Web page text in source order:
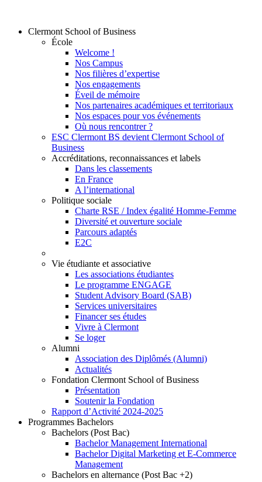
Clermont School of Business
École
Welcome !
Nos Campus
Nos filières d’expertise
Nos engagements
Éveil de mémoire
Nos partenaires académiques et territoriaux
Nos espaces pour vos événements
Où nous rencontrer ?
ESC Clermont BS devient Clermont School of
Business
Accréditations, reconnaissances et labels
Dans les classements
En France
A l’international
Politique sociale
Charte RSE / Index égalité Homme-Femme
Diversité et ouverture sociale
Parcours adaptés
E2C
Vie étudiante et associative
Les associations étudiantes
Le programme ENGAGE
Student Advisory Board (SAB)
Services universitaires
Financer ses études
Vivre à Clermont
Se loger
Alumni
Association des Diplômés (Alumni)
Actualités
Fondation Clermont School of Business
Présentation
Soutenir la Fondation
Rapport d’Activité 2024-2025
Programmes Bachelors
Bachelors (Post Bac)
Bachelor Management International
Bachelor Digital Marketing et E-Commerce
Management
Bachelors en alternance (Post Bac +2)